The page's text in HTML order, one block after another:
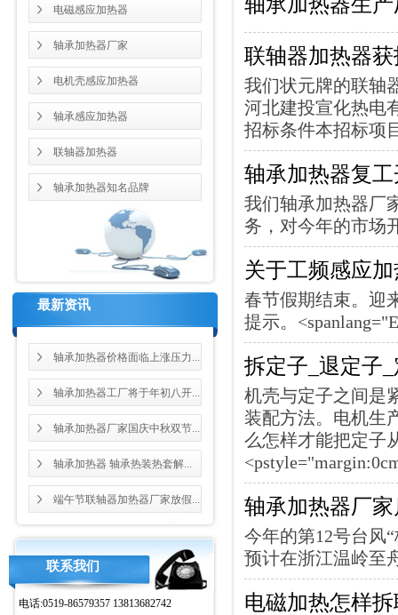
电磁感应加热器
轴承加热器厂家
电机壳感应加热器
轴承感应加热器
联轴器加热器
轴承加热器知名品牌
最新资讯
轴承加热器价格面临上涨压力...
轴承加热器工厂将于年初八开...
轴承加热器厂家国庆中秋双节...
轴承加热器 轴承热装热套解...
端午节联轴器加热器厂家放假...
联系我们
电话:0519-86579357 13813682742
联轴器加热器
我们状元牌的联轴
河北建投宣化热电
招标条件本招标项
轴承加热器复
我们轴承加热器厂
务，对今年的市场
关于工频感应
春节假期结束。迎
提示。
拆定子_退定子
机壳与定子之间是
装配方法。电机生
么怎样才能把定子
轴承加热器厂
今年的第12号台风
预计在浙江温岭至
电磁加热怎样